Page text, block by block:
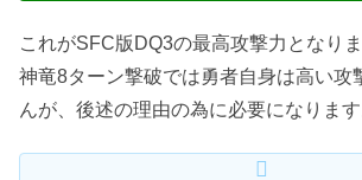
これがSFC版DQ3の最高攻撃力となりま
神竜8ターン撃破では勇者自身は高い攻
んが、後述の理由の為に必要になります